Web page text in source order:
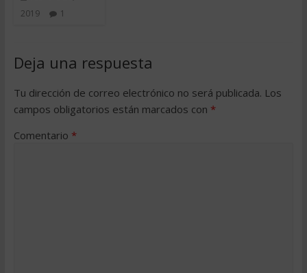
2019
1
Deja una respuesta
Tu dirección de correo electrónico no será publicada. Los
campos obligatorios están marcados con *
Comentario *